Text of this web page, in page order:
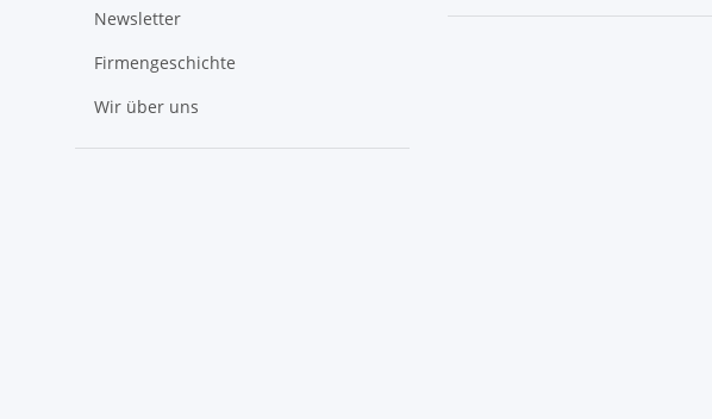
Newsletter
Firmengeschichte
Wir über uns